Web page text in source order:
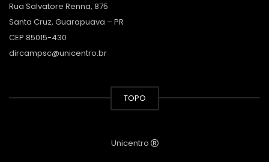
Rua Salvatore Renna, 875
Santa Cruz, Guarapuava – PR
CEP 85015-430
dircampsc@unicentro.br
TOPO
Unicentro